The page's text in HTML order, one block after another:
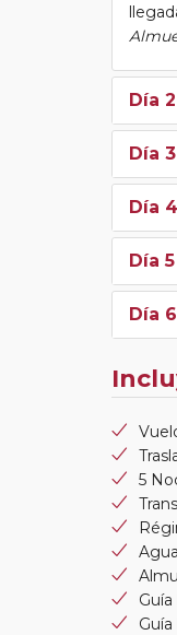
Día 2
Día 3
Día 4
Día 5
Día 6
5